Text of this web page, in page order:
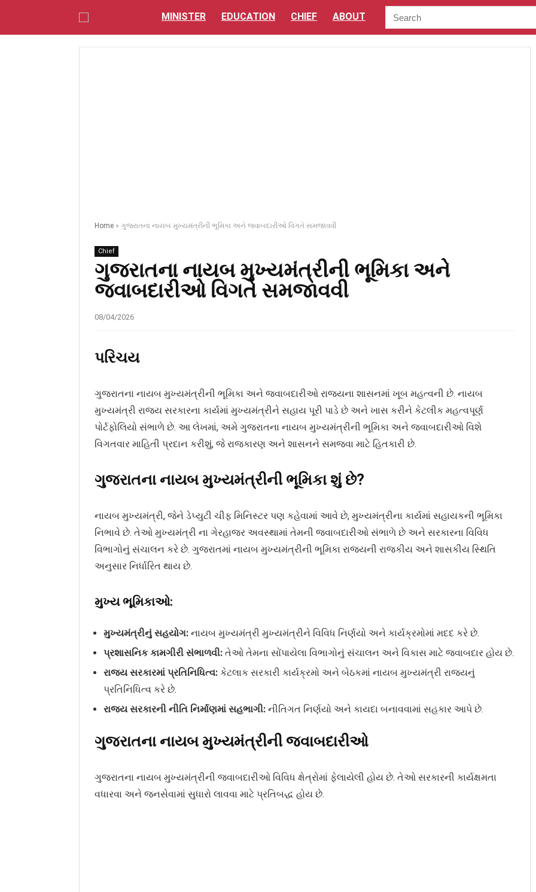
MINISTER EDUCATION CHIEF ABOUT
Home » ગુજરાતના નાયબ મુખ્યમંત્રીની ભૂમિકા અને જવાબદારીઓ વિગતે સમજાવવી
Chief
ગુજરાતના નાયબ મુખ્યમંત્રીની ભૂમિકા અને
જવાબદારીઓ વિગતે સમજાવવી
08/04/2026
પરિચય
ગુજરાતના નાયબ મુખ્યમંત્રીની ભૂમિકા અને જવાબદારીઓ રાજ્યના શાસનમાં ખૂબ મહત્વની છે. નાયબ
મુખ્યમંત્રી રાજ્ય સરકારના કાર્યમાં મુખ્યમંત્રીને સહાય પૂરી પાડે છે અને ખાસ કરીને કેટલીક મહત્વપૂર્ણ
પોર્ટફોલિયો સંભાળે છે. આ લેખમાં, અમે ગુજરાતના નાયબ મુખ્યમંત્રીની ભૂમિકા અને જવાબદારીઓ વિશે
વિગતવાર માહિતી પ્રદાન કરીશું, જે રાજકારણ અને શાસનને સમજવા માટે હિતકારી છે.
ગુજરાતના નાયબ મુખ્યમંત્રીની ભૂમિકા શું છે?
નાયબ મુખ્યમંત્રી, જેને ડેપ્યુટી ચીફ મિનિસ્ટર પણ કહેવામાં આવે છે, મુખ્યમંત્રીના કાર્યમાં સહાયકની ભૂમિકા
નિભાવે છે. તેઓ મુખ્યમંત્રી ના ગેરહાજર અવસ્થામાં તેમની જવાબદારીઓ સંભાળે છે અને સરકારના વિવિધ
વિભાગોનું સંચાલન કરે છે. ગુજરાતમાં નાયબ મુખ્યમંત્રીની ભૂમિકા રાજ્યની રાજકીય અને શાસકીય સ્થિતિ
અનુસાર નિર્ધારિત થાય છે.
મુખ્ય ભૂમિકાઓ:
મુખ્યમંત્રીનું સહયોગ: નાયબ મુખ્યમંત્રી મુખ્યમંત્રીને વિવિધ નિર્ણયો અને કાર્યક્રમોમાં મદદ કરે છે.
પ્રશાસનિક કામગીરી સંભાળવી: તેઓ તેમના સોંપાયેલા વિભાગોનું સંચાલન અને વિકાસ માટે જવાબદાર હોય છે.
રાજ્ય સરકારમાં પ્રતિનિધિત્વ: કેટલાક સરકારી કાર્યક્રમો અને બેઠકમાં નાયબ મુખ્યમંત્રી રાજ્યનું
પ્રતિનિધિત્વ કરે છે.
રાજ્ય સરકારની નીતિ નિર્માણમાં સહભાગી: નીતિગત નિર્ણયો અને કાયદા બનાવવામાં સહકાર આપે છે.
ગુજરાતના નાયબ મુખ્યમંત્રીની જવાબદારીઓ
ગુજરાતના નાયબ મુખ્યમંત્રીની જવાબદારીઓ વિવિધ ક્ષેત્રોમાં ફેલાયેલી હોય છે. તેઓ સરકારની કાર્યક્ષમતા
વધારવા અને જનસેવામાં સુધારો લાવવા માટે પ્રતિબદ્ધ હોય છે.